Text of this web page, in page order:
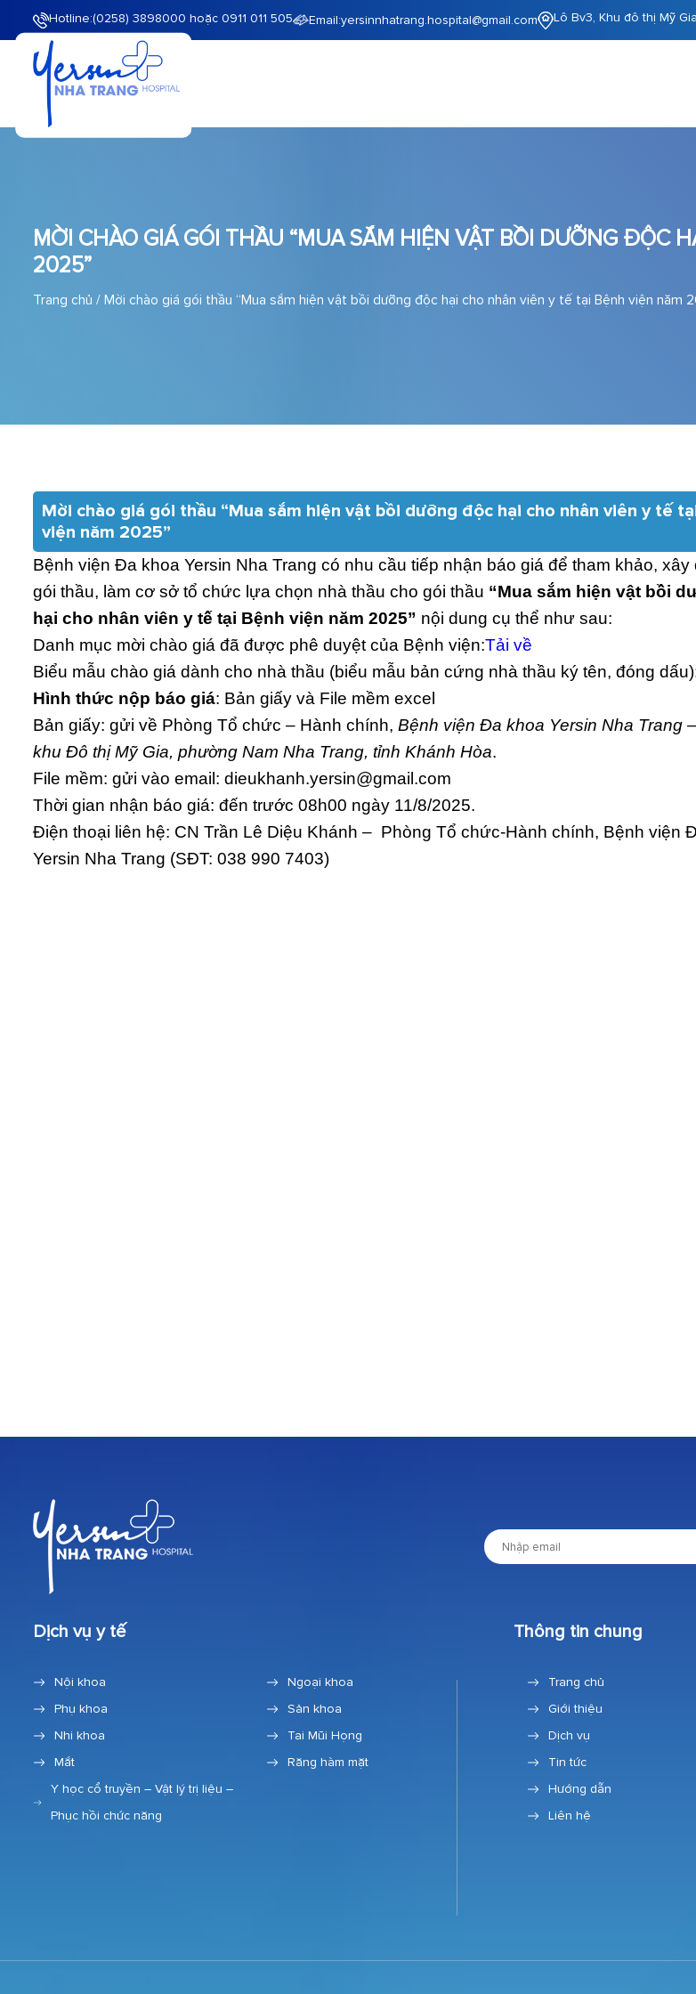
Hotline:(0258) 3898000 hoặc 0911 011 505 Email:yersinnhatrang.hospital@gmail.com Lô Bv3, Khu đô thị Mỹ
MỜI CHÀO GIÁ GÓI THẦU “MUA SẮM HIỆN VẬT BỒI DƯỠNG ĐỘC
2025”
Trang chủ / Mời chào giá gói thầu “Mua sắm hiện vật bồi dưỡng độc hại cho nhân viên y tế tại Bệnh viện năm
Mời chào giá gói thầu “Mua sắm hiện vật bồi dưỡng độc hại cho nhân viên y tế
viện năm 2025”
Bệnh viện Đa khoa Yersin Nha Trang có nhu cầu tiếp nhận báo giá để tham khảo, xây
gói thầu, làm cơ sở tổ chức lựa chọn nhà thầu cho gói thầu “Mua sắm hiện vật bồi
hại cho nhân viên y tế tại Bệnh viện năm 2025” nội dung cụ thể như sau:
Danh mục mời chào giá đã được phê duyệt của Bệnh viện:Tải về
Biểu mẫu chào giá dành cho nhà thầu (biểu mẫu bản cứng nhà thầu ký tên, đóng
Hình thức nộp báo giá: Bản giấy và File mềm excel
Bản giấy: gửi về Phòng Tổ chức – Hành chính, Bệnh viện Đa khoa Yersin Nha Trang
khu Đô thị Mỹ Gia, phường Nam Nha Trang, tỉnh Khánh Hòa.
File mềm: gửi vào email: dieukhanh.yersin@gmail.com
Thời gian nhận báo giá: đến trước 08h00 ngày 11/8/2025.
Điện thoại liên hệ: CN Trần Lê Diệu Khánh – Phòng Tổ chức-Hành chính, Bệnh viện
Yersin Nha Trang (SĐT: 038 990 7403)
Dịch vụ y tế
Nội khoa
Ngoại khoa
Phụ khoa
Sản khoa
Nhi khoa
Tai Mũi Họng
Mắt
Răng hàm mặt
Y học cổ truyền – Vật lý trị liệu –
Phục hồi chức năng
Thông tin chung
Trang chủ
Giới thiệu
Dịch vụ
Tin tức
Hướng dẫn
Liên hệ